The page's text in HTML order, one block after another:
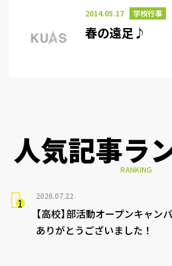
2014.05.17 学校行事
春の遠足♪
人気記事ラ
RANKING
2026.07.22
【高校】部活動オープンキャン
ありがとうございました！